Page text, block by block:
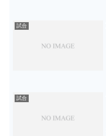
試合
試合